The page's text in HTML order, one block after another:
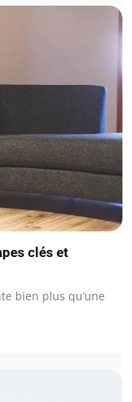
clés et
bien plus qu’une